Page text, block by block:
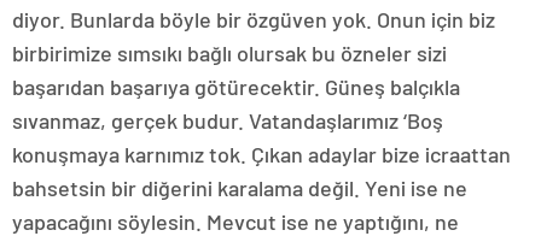
diyor. Bunlarda böyle bir özgüven yok. Onun için biz
birbirimize sımsıkı bağlı olursak bu özneler sizi
başarıdan başarıya götürecektir. Güneş balçıkla
sıvanmaz, gerçek budur. Vatandaşlarımız ‘Boş
konuşmaya karnımız tok. Çıkan adaylar bize icraattan
bahsetsin bir diğerini karalama değil. Yeni ise ne
yapacağını söylesin. Mevcut ise ne yaptığını, ne